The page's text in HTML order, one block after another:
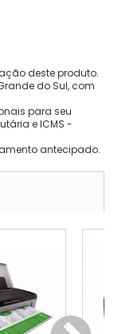
deste produto.
do Sul, com
para seu
e ICMS -
antecipado.